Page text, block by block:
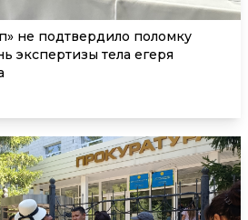
не подтвердило поломку
экспертизы тела егеря